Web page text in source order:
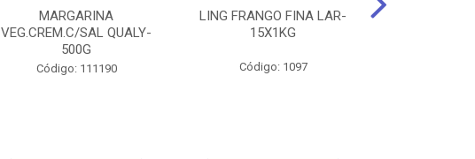
MARGARINA
VEG.CREM.C/SAL QUALY-
500G
Código: 111190
LING FRANGO FINA LAR-
15X1KG
Código: 1097